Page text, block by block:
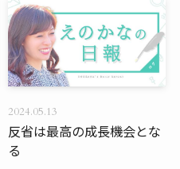
反省は最高の成長機会とな
る
2024.05.13